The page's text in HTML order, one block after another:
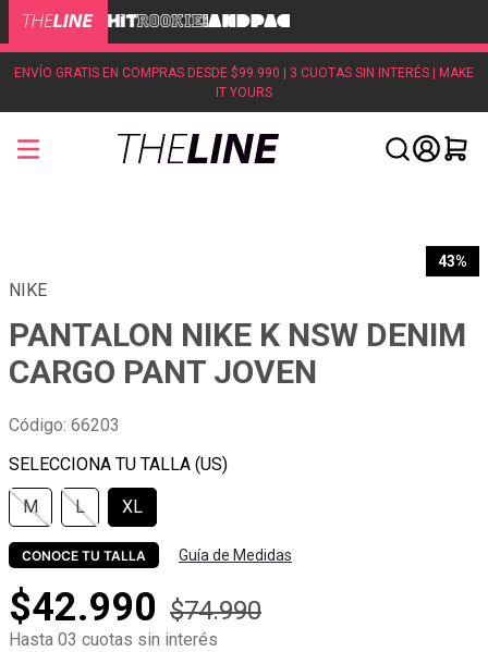
ENVÍO GRATIS EN COMPRAS DESDE $99.990 | 3 CUOTAS SIN INTERÉS | MAKE
IT YOURS
43%
NIKE
PANTALON NIKE K NSW DENIM
CARGO PANT JOVEN
Código: 66203
M L XL
CONOCE TU TALLA Guía de Medidas
$42.990 $74.990
Hasta 03 cuotas sin interés